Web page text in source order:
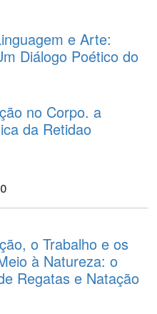
e Arte:
Diálogo Poético do
no Corpo. a
da Retidao
o Trabalho e os
à Natureza: o
Regatas e Natação